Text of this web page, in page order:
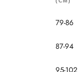
79-86
87-94